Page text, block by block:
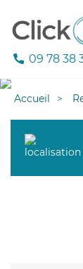
09 78 38
Accueil